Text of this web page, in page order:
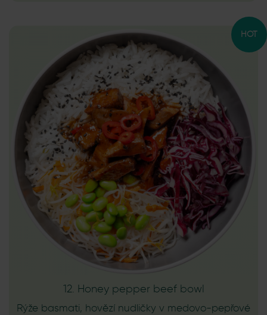
HOT
12. Honey pepper beef bowl
Rýže basmati, hovězí nudličky v medovo-pepřové